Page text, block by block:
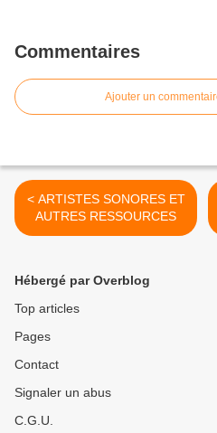
Commentaires
Ajouter un
< ARTISTES SONORES ET
AUTRES RESSOURCES
Hébergé par Overblog
Top articles
Pages
Contact
Signaler un abus
C.G.U.